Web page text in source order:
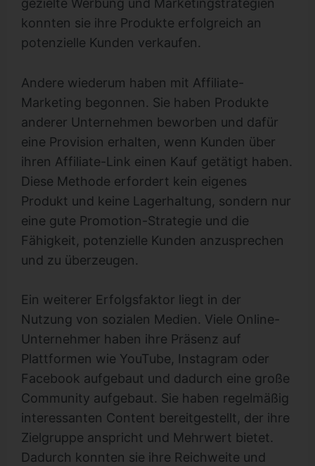
gezielte Werbung und Marketingstrategien
konnten sie ihre Produkte erfolgreich an
potenzielle Kunden verkaufen.
Andere wiederum haben mit Affiliate-
Marketing begonnen. Sie haben Produkte
anderer Unternehmen beworben und dafür
eine Provision erhalten, wenn Kunden über
ihren Affiliate-Link einen Kauf getätigt haben.
Diese Methode erfordert kein eigenes
Produkt und keine Lagerhaltung, sondern nur
eine gute Promotion-Strategie und die
Fähigkeit, potenzielle Kunden anzusprechen
und zu überzeugen.
Ein weiterer Erfolgsfaktor liegt in der
Nutzung von sozialen Medien. Viele Online-
Unternehmer haben ihre Präsenz auf
Plattformen wie YouTube, Instagram oder
Facebook aufgebaut und dadurch eine große
Community aufgebaut. Sie haben regelmäßig
interessanten Content bereitgestellt, der ihre
Zielgruppe anspricht und Mehrwert bietet.
Dadurch konnten sie ihre Reichweite und